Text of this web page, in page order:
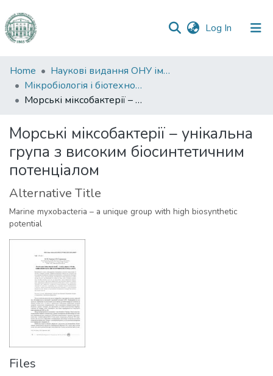
Log In (current)
Communities
&
Collections
Statistics
Home
Наукові видання ОНУ імені І. І. Мечникова
Мікробіологія і біотехнологія
Морські міксобактерії – унікальна група з високим біосинтетичним потенціалом
Морські міксобактерії – унікальна
група з високим біосинтетичним
потенціалом
Alternative Title
Marine myxobacteria – a unique group with high biosynthetic
potential
Files